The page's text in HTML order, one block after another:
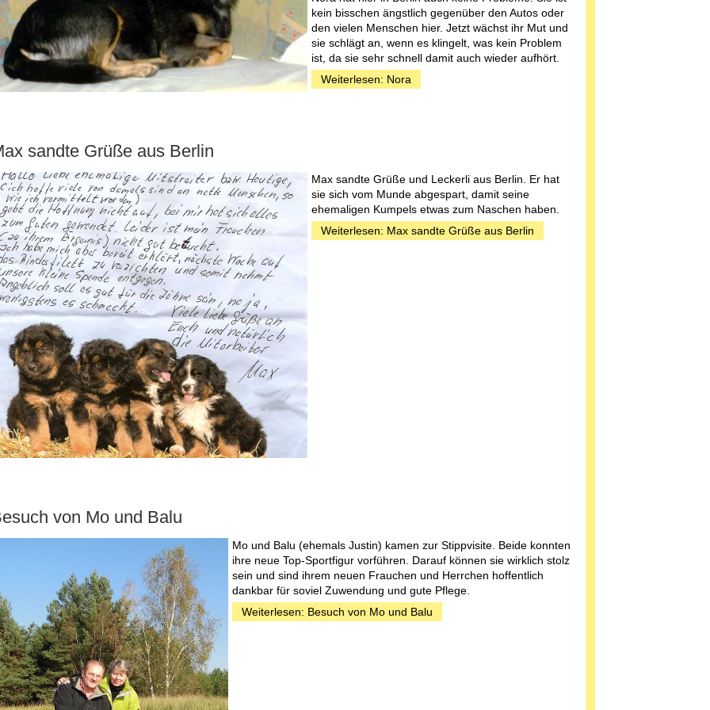
kein bisschen ängstlich gegenüber den Autos oder
den vielen Menschen hier. Jetzt wächst ihr Mut und
sie schlägt an, wenn es klingelt, was kein Problem
ist, da sie sehr schnell damit auch wieder aufhört.
Weiterlesen: Nora
sandte Grüße aus Berlin
Max sandte Grüße und Leckerli aus Berlin. Er hat
sie sich vom Munde abgespart, damit seine
ehemaligen Kumpels etwas zum Naschen haben.
Weiterlesen: Max sandte Grüße aus Berlin
von Mo und Balu
Mo und Balu (ehemals Justin) kamen zur Stippvisite. Beide konnten
ihre neue Top-Sportfigur vorführen. Darauf können sie wirklich stolz
sein und sind ihrem neuen Frauchen und Herrchen hoffentlich
dankbar für soviel Zuwendung und gute Pflege.
Weiterlesen: Besuch von Mo und Balu